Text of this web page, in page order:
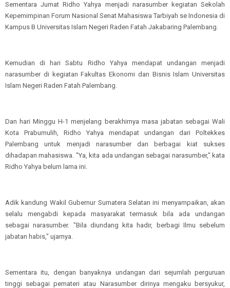
Sementara Jumat Ridho Yahya menjadi narasumber kegiatan Sekolah
Kepemimpinan Forum Nasional Senat Mahasiswa Tarbiyah se Indonesia di
Kampus B Universitas Islam Negeri Raden Fatah Jakabaring Palembang.
Kemudian di hari Sabtu Ridho Yahya mendapat undangan menjadi
narasumber di kegiatan Fakultas Ekonomi dan Bisnis Islam Universitas
Islam Negeri Raden Fatah Palembang.
Dan hari Minggu H-1 menjelang berakhirnya masa jabatan sebagai Wali
Kota Prabumulih, Ridho Yahya mendapat undangan dari Poltekkes
Palembang untuk menjadi narasumber dan berbagai kiat sukses
dihadapan mahasiswa. "Ya, kita ada undangan sebagai narasumber," kata
Ridho Yahya belum lama ini.
Adik kandung Wakil Gubernur Sumatera Selatan ini menyampaikan, akan
selalu mengabdi kepada masyarakat termasuk bila ada undangan
sebagai narasumber. "Bila diundang kita hadir, berbagi Ilmu sebelum
jabatan habis," ujarnya.
Sementara itu, dengan banyaknya undangan dari sejumlah perguruan
tinggi sebagai pemateri atau Narasumber dirinya mengaku bersyukur,